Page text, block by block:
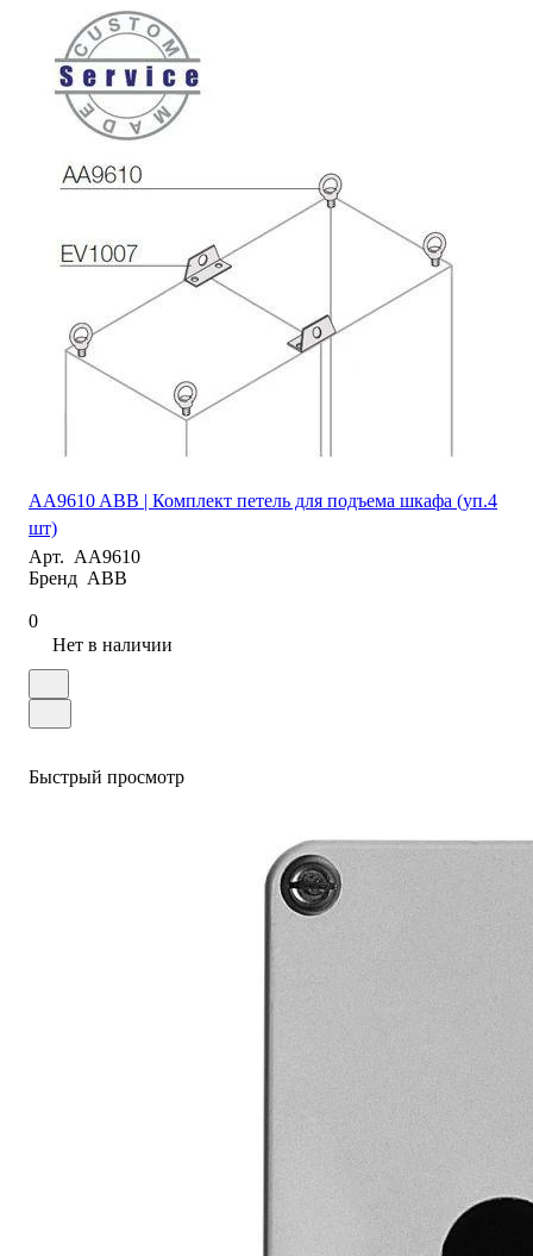
AA9610 ABB | Комплект петель для подъема шкафа (уп.4
шт)
Арт. AA9610
Бренд ABB
0
Нет в наличии
Быстрый просмотр